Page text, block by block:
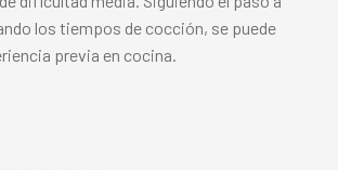
los tiempos de cocción, se puede
previa en cocina.